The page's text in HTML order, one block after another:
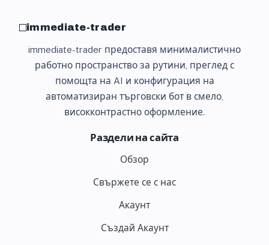
immediate-trader
immediate-trader предоставя минималистично
работно пространство за рутини, преглед с
помощта на AI и конфигурация на
автоматизиран търговски бот в смело,
високконтрастно оформление.
Раздели на сайта
Обзор
Свържете се с нас
Акаунт
Създай Акаунт